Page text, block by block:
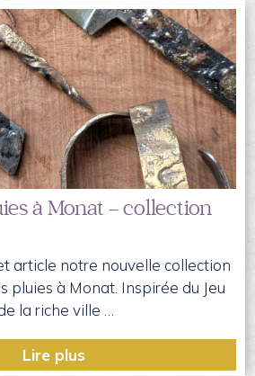
à Monat – collection
article notre nouvelle collection
pluies à Monat. Inspirée du Jeu
la riche ville …
Lire plus